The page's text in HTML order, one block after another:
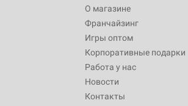
О магазине
Франчайзинг
Игры оптом
Корпоративные подарки
Работа у нас
Новости
Контакты